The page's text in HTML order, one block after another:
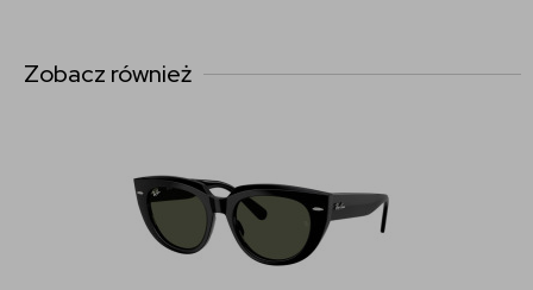
Zobacz również